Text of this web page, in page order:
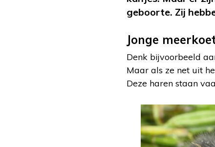
geboorte. Zij
Jonge
Denk bijvoorbeeld
Maar als ze net uit
Deze haren staan